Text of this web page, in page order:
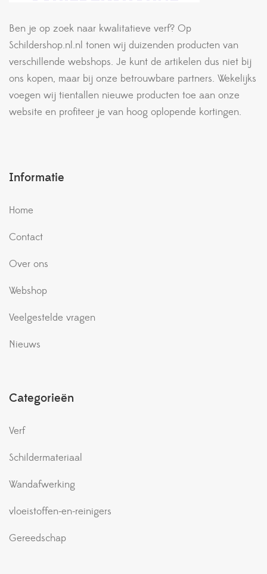
Ben je op zoek naar kwalitatieve verf? Op
Schildershop.nl.nl tonen wij duizenden producten van
verschillende webshops. Je kunt de artikelen dus niet bij
ons kopen, maar bij onze betrouwbare partners. Wekelijks
voegen wij tientallen nieuwe producten toe aan onze
website en profiteer je van hoog oplopende kortingen.
Informatie
Home
Contact
Over ons
Webshop
Veelgestelde vragen
Nieuws
Categorieën
Verf
Schildermateriaal
Wandafwerking
vloeistoffen-en-reinigers
Gereedschap